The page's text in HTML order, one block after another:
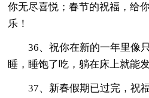
你无尽喜悦；春节的祝福，给
乐！
36、祝你在新的一年里像
睡，睡饱了吃，躺在床上就能
37、新春假期已过完，祝